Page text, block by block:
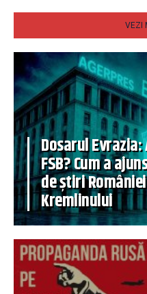
VEZI
Dosarul
FSB? Cum a
de știri
Kremlinului